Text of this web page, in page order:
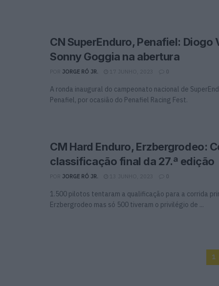
CN SuperEnduro, Penafiel: Diogo
Sonny Goggia na abertura
JORGE RÓ JR. 17 JUNHO, 2023 0
A ronda inaugural do campeonato nacional de
Penafiel, por ocasião do Penafiel Racing Fest.
CM Hard Enduro, Erzbergrodeo:
classificação final da 27.ª edição
JORGE RÓ JR. 13 JUNHO, 2023 0
1.500 pilotos tentaram a qualificação para a corrida
Erzbergrodeo mas só 500 tiveram o privilégio de ...
1